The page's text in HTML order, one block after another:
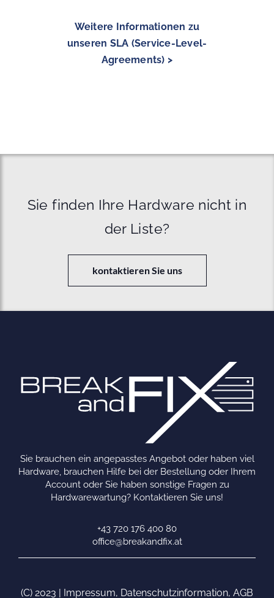
Weitere Informationen zu
unseren SLA (Service-Level-
Agreements) >
Sie finden Ihre Hardware nicht in
der Liste?
kontaktieren Sie uns
Sie brauchen ein angepasstes Angebot oder haben viel
Hardware, brauchen Hilfe bei der Bestellung oder Ihrem
Account oder Sie haben sonstige Fragen zu
Hardwarewartung? Kontaktieren Sie uns!
+43 720 176 400 80
office@breakandfix.at
(C) 2023 | Impressum, Datenschutzinformation, AGB